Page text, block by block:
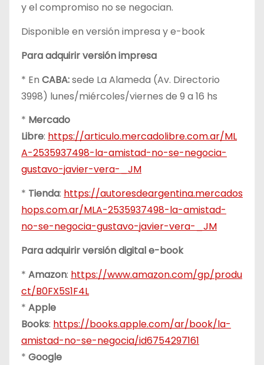
y el compromiso no se negocian.
Disponible en versión impresa y e-book
Para adquirir versión impresa
* En CABA:sede La Alameda (Av. Directorio
3998) lunes/miércoles/viernes de 9 a 16 hs
* Mercado
Libre: https://articulo.mercadolibre.com.ar/ML
A-2535937498-la-amistad-no-se-negocia-
gustavo-javier-vera-_JM
* Tienda: https://autoresdeargentina.mercados
hops.com.ar/MLA-2535937498-la-amistad-
no-se-negocia-gustavo-javier-vera-_JM
Para adquirir versión digital e-book
* Amazon: https://www.amazon.com/gp/produ
ct/B0FX5S1F4L
* Apple
Books: https://books.apple.com/ar/book/la-
amistad-no-se-negocia/id6754297161
* Google